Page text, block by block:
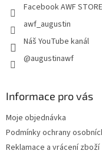
Facebook AWF STORE
awf_augustin
Náš YouTube kanál
@augustinawf
Informace pro vás
Moje objednávka
Podmínky ochrany
Reklamace a vrácení zboží